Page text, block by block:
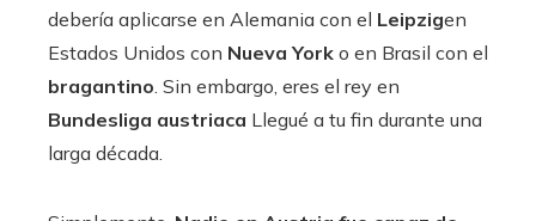
debería aplicarse en Alemania con el Leipzigen
Estados Unidos con Nueva York o en Brasil con el
bragantino. Sin embargo, eres el rey en
Bundesliga austriaca Llegué a tu fin durante una
larga década.